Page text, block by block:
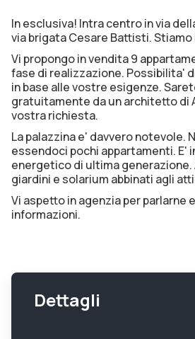
In esclusiva! Intra centro in via
via brigata Cesare Battisti.
Vi propongo in vendita 9
fase di realizzazione. Possibilita'
in base alle vostre esigenze.
gratuitamente da un architetto di
vostra richiesta.
La palazzina e' davvero notevole.
essendoci pochi appartamenti. E'
energetico di ultima generazione.
giardini e solarium abbinati agli
Vi aspetto in agenzia per parlarne
informazioni.
Dettagli